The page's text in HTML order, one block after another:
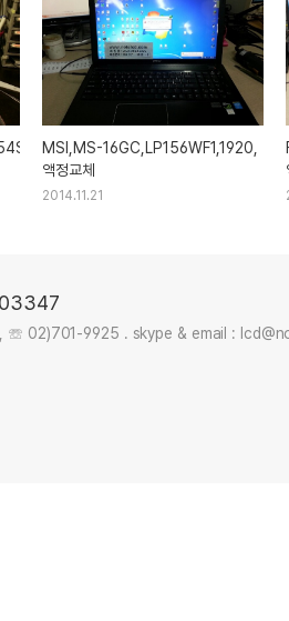
MSI,MS-16GC,LP156WF1,1920,
액정교체
2014.11.21
, ☏ 02)701-9925 . skype & email :